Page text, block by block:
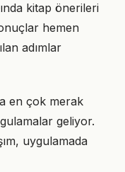
kitap önerileri
hemen
adımlar
en çok merak
geliyor.
uygulamada